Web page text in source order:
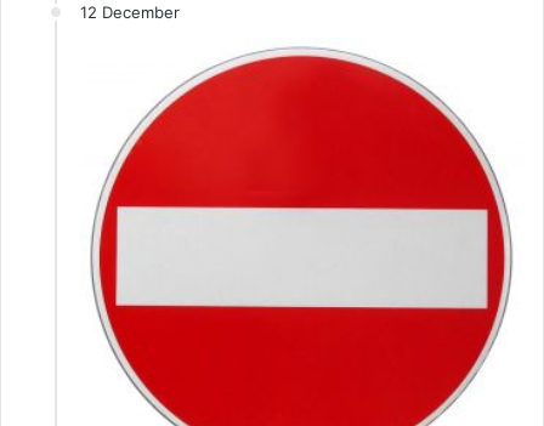
12 December